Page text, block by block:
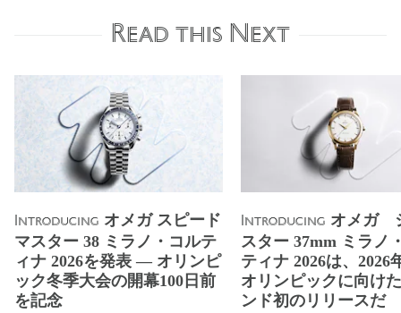
Read this Next
Introducing オメガ スピード
マスター 38 ミラノ・コルテ
ィナ 2026を発表 ― オリンピ
ック冬季大会の開幕100日前
を記念
Introducing オメガ
スター 37mm ミラノ
ティナ 2026は、2026
オリンピックに向け
ンド初のリリースだ